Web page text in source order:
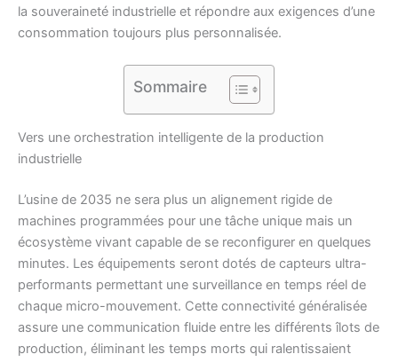
la souveraineté industrielle et répondre aux exigences d’une
consommation toujours plus personnalisée.
Sommaire
Vers une orchestration intelligente de la production
industrielle
L’usine de 2035 ne sera plus un alignement rigide de
machines programmées pour une tâche unique mais un
écosystème vivant capable de se reconfigurer en quelques
minutes. Les équipements seront dotés de capteurs ultra-
performants permettant une surveillance en temps réel de
chaque micro-mouvement. Cette connectivité généralisée
assure une communication fluide entre les différents îlots de
production, éliminant les temps morts qui ralentissaient